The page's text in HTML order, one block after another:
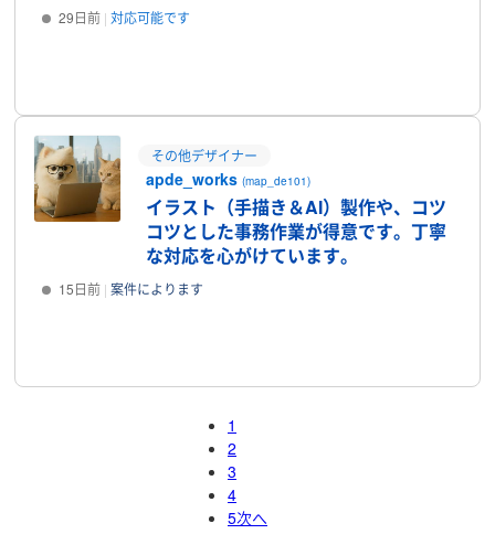
29日前 対応可能です
その他デザイナー
apde_works(map_de101)
イラスト（手描き＆AI）製作や、コツ
コツとした事務作業が得意です。丁寧
な対応を心がけています。
15日前 案件によります
1
2
3
4
5次へ